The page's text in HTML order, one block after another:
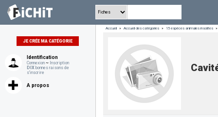
JE CRÉE MA CATÉGORIE
Identification
Connexion ~ Inscription
DIX bonnes raisons de
s'inscrire
A propos
Accueil » Accueil des catégories » 15 espèces animales insolites »